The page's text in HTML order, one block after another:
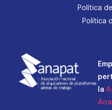
Política
Política
la